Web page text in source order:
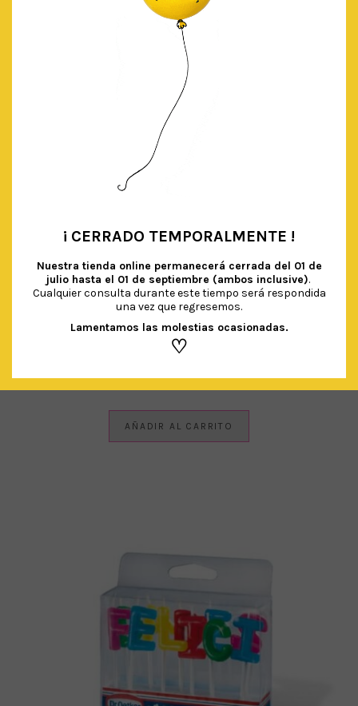
AÑADIR AL CARRITO
¡ CERRADO TEMPORALMENTE !
Nuestra tienda online permanecerá cerrada del 01 de
julio hasta el 01 de septiembre (ambos inclusive).
Cualquier consulta durante este tiempo será respondida
una vez que regresemos.
Lamentamos las molestias ocasionadas.
♡